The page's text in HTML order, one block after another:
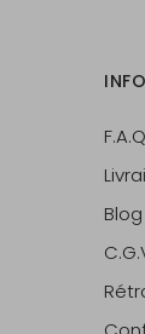
Blog